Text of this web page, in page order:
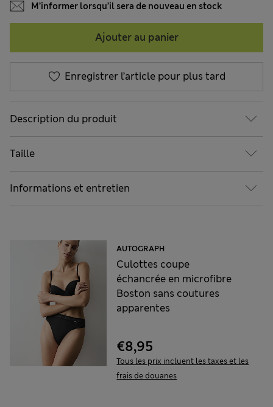
M’informer lorsqu’il sera de nouveau en stock
Ajouter au panier
Enregistrer l’article pour plus tard
Description du produit
Taille
Informations et entretien
AUTOGRAPH
Culottes coupe
échancrée en microfibre
Boston sans coutures
apparentes
€8,95
Tous les prix incluent les taxes et les
frais de douanes